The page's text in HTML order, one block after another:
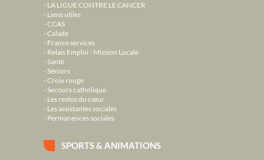
LA LIGUE CONTRE LE CANCER
Liens utiles
CCAS
Calade
France services
Relais Emploi - Mission Locale
Santé
Séniors
Croix rouge
Secours catholique
Les restos du cœur
Les assistantes sociales
Permanences sociales
SPORTS & ANIMATIONS